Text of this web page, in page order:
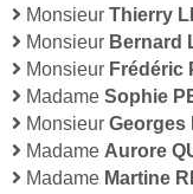
Monsieur Thierry
Monsieur Bernard
Monsieur Frédéric
Madame Sophie
Monsieur Georges
Madame Aurore
Madame Martine